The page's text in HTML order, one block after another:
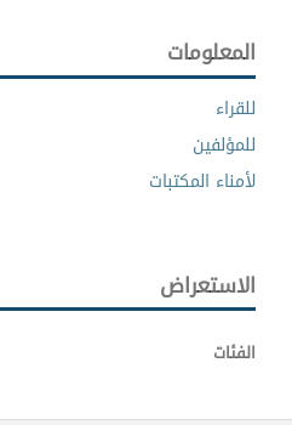
المعلومات
للقراء
للمؤلفين
لأمناء المكتبات
الاستعراض
الفئات